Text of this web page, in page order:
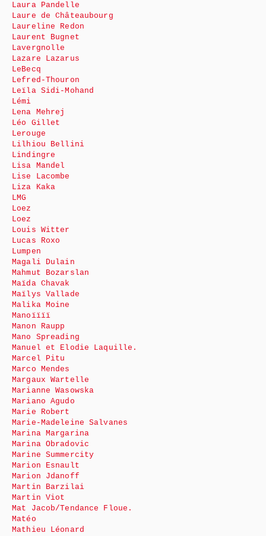
Laura Pandelle
Laure de Châteaubourg
Laureline Redon
Laurent Bugnet
Lavergnolle
Lazare Lazarus
LeBecq
Lefred-Thouron
Leïla Sidi-Mohand
Lémi
Lena Mehrej
Léo Gillet
Lerouge
Lilhiou Bellini
Lindingre
Lisa Mandel
Lise Lacombe
Liza Kaka
LMG
Loez
Loez
Louis Witter
Lucas Roxo
Lumpen
Magali Dulain
Mahmut Bozarslan
Maïda Chavak
Maïlys Vallade
Malika Moine
Manoïïïï
Manon Raupp
Mano Spreading
Manuel et Elodie Laquille.
Marcel Pitu
Marco Mendes
Margaux Wartelle
Marianne Wasowska
Mariano Agudo
Marie Robert
Marie-Madeleine Salvanes
Marina Margarina
Marina Obradovic
Marine Summercity
Marion Esnault
Marion Jdanoff
Martin Barzilai
Martin Viot
Mat Jacob/Tendance Floue.
Matéo
Mathieu Léonard